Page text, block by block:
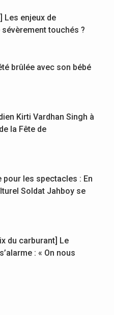
Les enjeux de
touchés ?
brûlée avec son bébé
Kirti Vardhan Singh à
la Fête de
les spectacles : En
Soldat Jahboy se
du carburant] Le
: « On nous